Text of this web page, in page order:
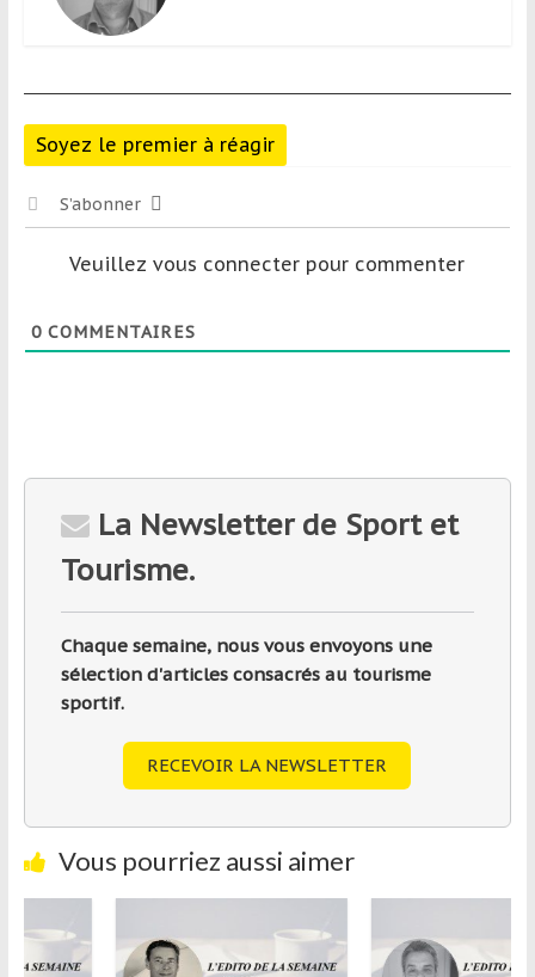
Soyez le premier à réagir
S’abonner
Veuillez vous connecter pour commenter
0COMMENTAIRES
La Newsletter de Sport et
Tourisme.
Chaque semaine, nous vous envoyons une
sélection d'articles consacrés au tourisme
sportif.
RECEVOIR LA NEWSLETTER
Vous pourriez aussi aimer